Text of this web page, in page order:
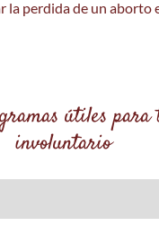
la perdida de un aborto
útiles para
involuntario